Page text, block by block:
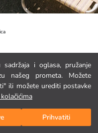
sadržaja i oglasa, pružanje
našeg prometa. Možete
ili možete urediti postavke
Prihvatiti